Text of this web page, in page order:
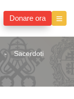
Donare ora
Sacerdoti